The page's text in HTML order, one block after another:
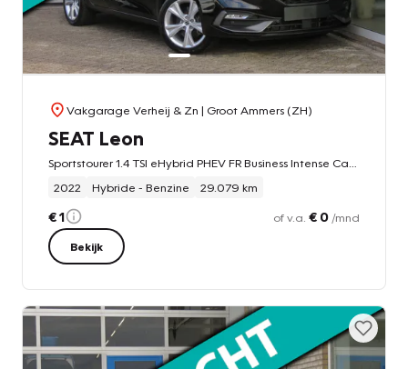
Vakgarage Verheij & Zn | Groot Ammers (ZH)
SEAT Leon
2022
Hybride - Benzine 29.079 km
€ 1 of v.a. € 0 /mnd
Bekijk